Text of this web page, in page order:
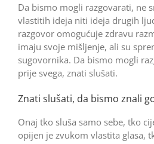
Da bismo mogli razgovarati, ne
vlastitih ideja niti ideja drugih
razgovor omogućuje zdravu
imaju svoje mišljenje, ali su
sugovornika. Da bismo mogli
prije svega, znati slušati.
Znati slušati, da bismo znali
Onaj tko sluša samo sebe, tko
opijen je zvukom vlastita glasa,